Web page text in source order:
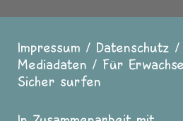
Fußzeile
Impressum Datenschutz
Mediadaten
Für
Sicher surfen